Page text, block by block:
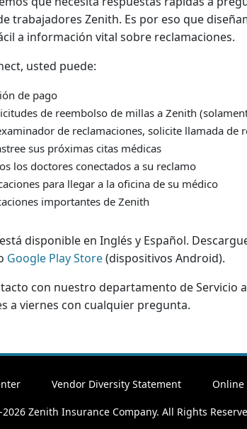
trabajadores Zenith. Es por eso que
a información vital sobre reclamaciones.
usted puede:
de pago
de reembolso de millas a Zenith
de reclamaciones, solicite llamada de
sus próximas citas médicas
los doctores conectados a su reclamo
para llegar a la oficina de su médico
importantes de Zenith
disponible en Inglés y Español.
Google Play Store(dispositivos Android).
con nuestro departamento de Servicio
a viernes con cualquier pregunta.
Vendor Diversity Statement Online
Zenith Insurance Company. All Rights